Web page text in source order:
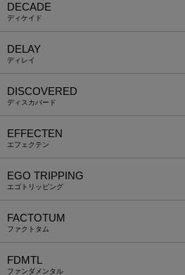
DECADE
ディケイド
DELAY
ディレイ
DISCOVERED
ディスカバード
EFFECTEN
エフェクテン
EGO TRIPPING
エゴトリッピング
FACTOTUM
ファクトタム
FDMTL
ファンダメンタル